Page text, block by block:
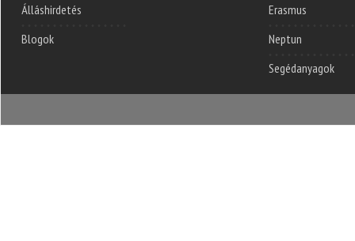
Álláshirdetés
Blogok
Erasmus
Neptun
Segédanyagok